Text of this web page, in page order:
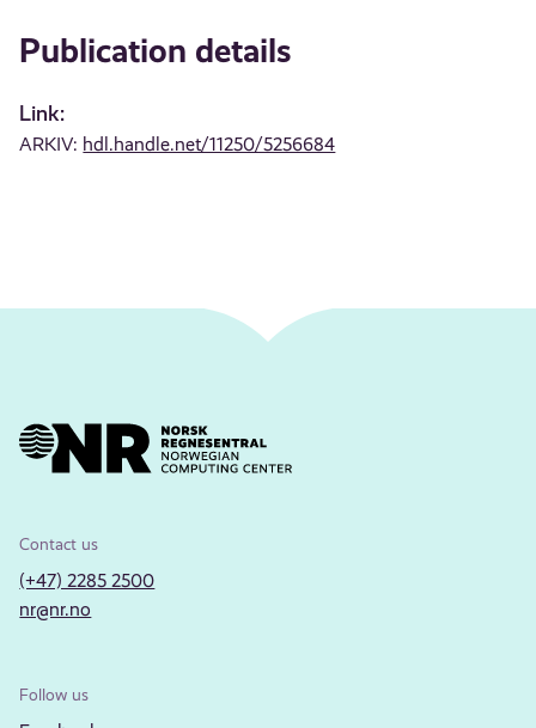
Publication details
Link:
ARKIV: hdl.handle.net/11250/5256684
Contact us
(+47) 2285 2500
nr@nr.no
Follow us